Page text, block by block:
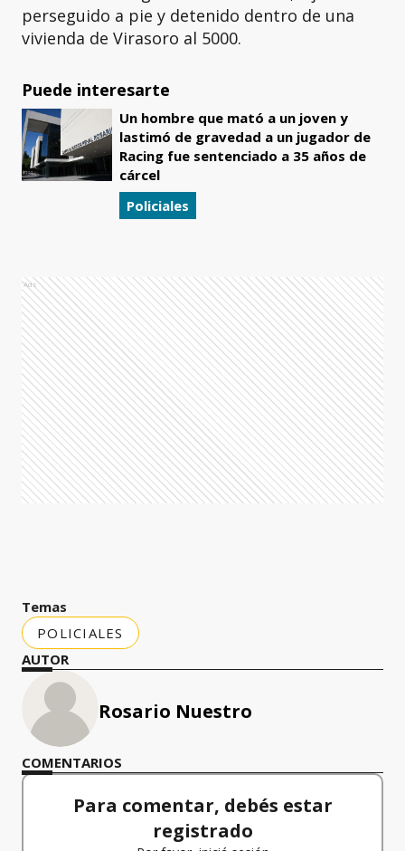
perseguido a pie y detenido dentro de una
vivienda de Virasoro al 5000.
Puede interesarte
Un hombre que mató a un joven y
lastimó de gravedad a un jugador de
Racing fue sentenciado a 35 años de
cárcel
Policiales
Ads
Temas
POLICIALES
AUTOR
Rosario Nuestro
COMENTARIOS
Para comentar, debés estar
registrado